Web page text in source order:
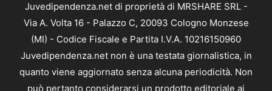
Juvedipendenza.net di proprietà di MRSHARE SRL -
Via A. Volta 16 - Palazzo C, 20093 Cologno Monzese
(MI) - Codice Fiscale e Partita I.V.A. 10216150960
Juvedipendenza.net non è una testata giornalistica, in
quanto viene aggiornato senza alcuna periodicità. Non
può pertanto considerarsi un prodotto editoriale ai